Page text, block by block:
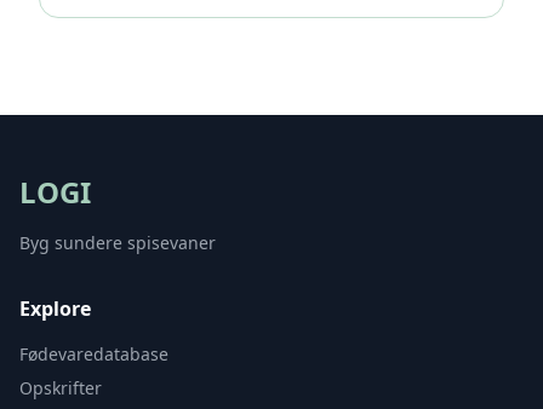
LOGI
Byg sundere spisevaner
Explore
Fødevaredatabase
Opskrifter